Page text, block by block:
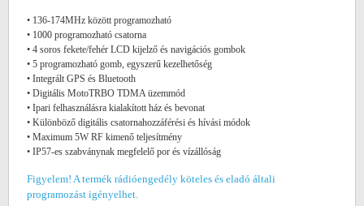
• 136-174MHz között programozható
• 1000 programozható csatorna
• 4 soros fekete/fehér LCD kijelző és navigációs gombok
• 5 programozható gomb, egyszerű kezelhetőség
• Integrált GPS és Bluetooth
• Digitális MotoTRBO TDMA üzemmód
• Ipari felhasználásra kialakított ház és bevonat
• Különböző digitális csatornahozzáférési és hívási módok
• Maximum 5W RF kimenő teljesítmény
• IP57-es szabványnak megfelelő por és vízállóság
Figyelem! A termék rádióengedély köteles és eladó általi
programozást igényelhet.